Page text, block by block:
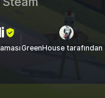
GreenHouse tarafından